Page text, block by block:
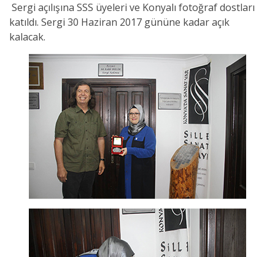
Sergi açılışına SSS üyeleri ve Konyalı fotoğraf dostları
katıldı. Sergi 30 Haziran 2017 gününe kadar açık
kalacak.